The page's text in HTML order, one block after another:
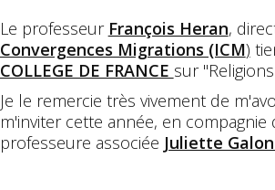
Le professeur François Heran,
Convergences Migrations (ICM)
COLLEGE DE FRANCE sur
Je le remercie très vivement de
m'inviter cette année, en compagnie
professeure associée Juliette